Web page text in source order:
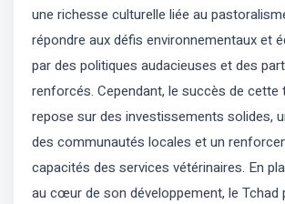
une richesse culturelle liée au
répondre aux défis environnementaux et
par des politiques audacieuses et des
renforcés. Cependant, le succès de
repose sur des investissements solides,
des communautés locales et un
capacités des services vétérinaires. En
au cœur de son développement, le Tchad